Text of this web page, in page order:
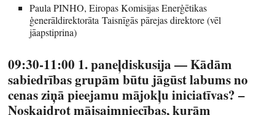
Paula PINHO, Eiropas Komisijas Enerģētikas
ģenerāldirektorāta Taisnīgās pārejas direktore (vēl
jāapstiprina)
09:30-11:00 1. paneļdiskusija — Kādām
sabiedrības grupām būtu jāgūst labums no
cenas ziņā pieejamu mājokļu iniciatīvas? –
Noskaidrot mājsaimniecības, kurām